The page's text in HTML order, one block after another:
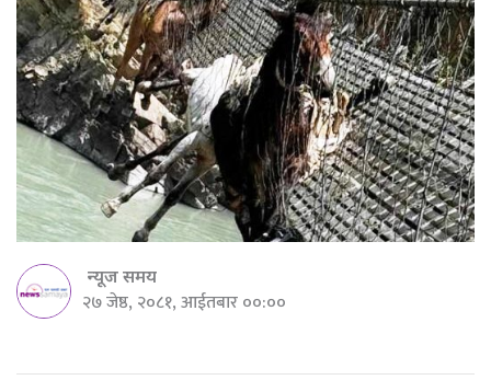
न्यूज समय
२७ जेष्ठ, २०८१, आईतबार ००:००